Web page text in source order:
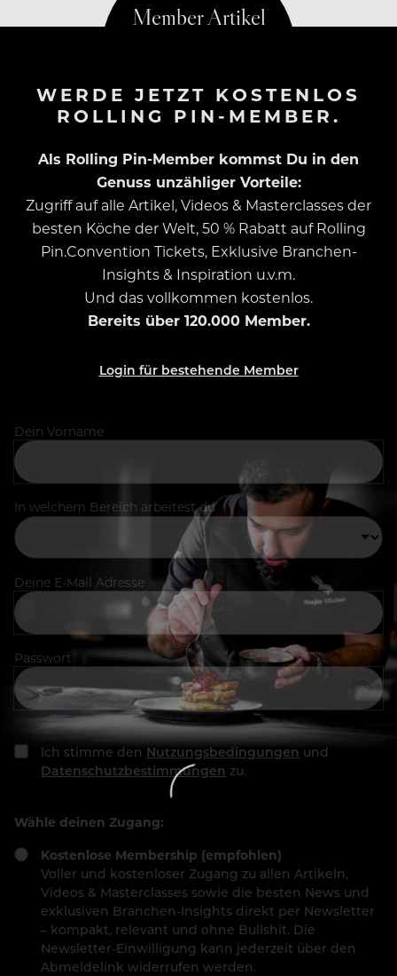
WERDE JETZT KOSTENLOS
ROLLING PIN-MEMBER.
Als Rolling Pin-Member kommst Du in den
Genuss unzähliger Vorteile:
Zugriff auf alle Artikel, Videos & Masterclasses der
besten Köche der Welt, 50 % Rabatt auf Rolling
Pin.Convention Tickets, Exklusive Branchen-
Insights & Inspiration u.v.m.
Und das vollkommen kostenlos.
Bereits über 120.000 Member.
Login für bestehende Member
Dein Vorname
In welchem Bereich arbeitest du
Deine E-Mail Adresse
Passwort
Ich stimme den Nutzungsbedingungen und
Datenschutzbestimmungen zu.
Wähle deinen Zugang:
Kostenlose Membership (empfohlen)
Voller und kostenloser Zugang zu allen Artikeln,
Videos & Masterclasses sowie die besten News und
exklusiven Branchen-Insights direkt per Newsletter
– kompakt, relevant und ohne Bullshit. Die
Newsletter-Einwilligung kann jederzeit über den
Abmeldelink widerrufen werden.